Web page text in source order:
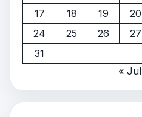
17
18 19 20
24
25 26 27
31
« Jul